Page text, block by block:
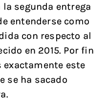
segunda entrega
entenderse como
con respecto al
en 2015. Por fin
exactamente este
se ha sacado